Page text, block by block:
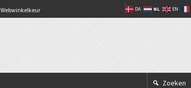
Webwinkelkeur DA NL EN
Zoeken